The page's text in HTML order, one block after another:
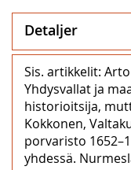
Detaljer
Sis. artikkelit:
Yhdysvallat ja
historioitsija,
Kokkonen,
porvaristo
yhdessä.